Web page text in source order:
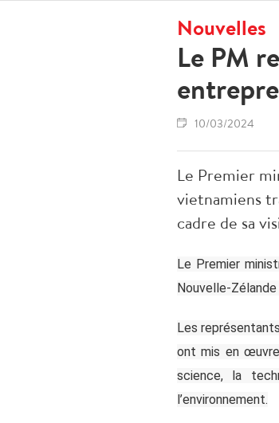
Nouvelles
Le PM
10/03/2024
Le Premier
vietnamiens
cadre de sa
Le Premier
Nouvelle-
Les
ont mis en
science, la
l’environnement.